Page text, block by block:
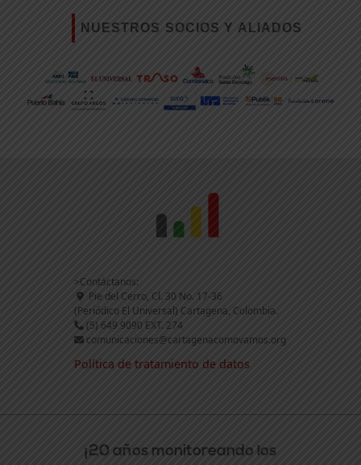
NUESTROS SOCIOS Y ALIADOS
>Contáctanos:
Pie del Cerro, Cl. 30 No. 17-36
(Periódico El Universal) Cartagena, Colombia.
(5) 649 9090 EXT. 274
comunicaciones@cartagenacomovamos.org
Política de tratamiento de datos
¡20 años monitoreando los